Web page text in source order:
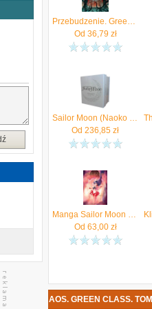
Przebudzenie. Green Class. Tom 4 >> Twoje zadowolenie jest dla nas priorytetem <<
Od 36,79 zł
Sailor Moon (Naoko Takeuchi Collection) Manga Box Set 1
Od 236,85 zł
Manga Sailor Moon Eternal Edition (oprawa twarda) - Tom 03
Od 63,00zł
TAKO - CHAOS. GREEN CLASS.